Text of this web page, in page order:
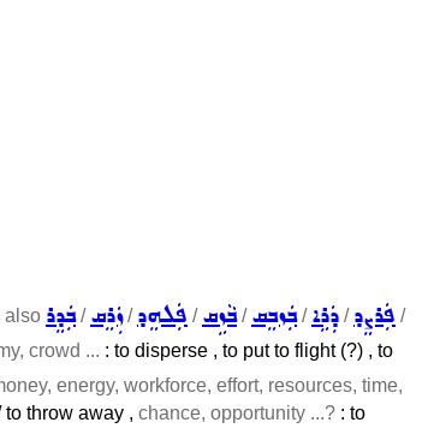
also ܒܲܕܸܪ/ܙܲܪܸܩ/ܦܲܠܗܸܕ /ܒܵܙܹܩ/ܒܲܙܒܸܩ/ܕܲܪܹܐ /ܦܲܪܨܸܕ /
crowd ... : to disperse , to put to flight (?) , to
energy, workforce, effort, resources, time,
throw away , chance, opportunity ...? : to